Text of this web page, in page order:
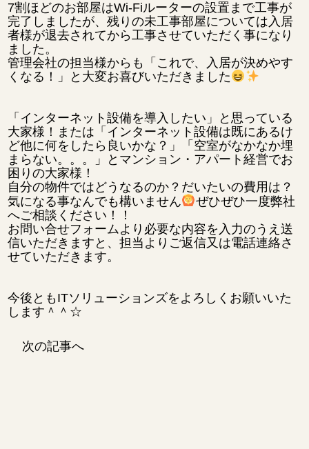
7割ほどのお部屋はWi-Fiルーターの設置まで工事が
完了しましたが、残りの未工事部屋については入居
者様が退去されてから工事させていただく事になり
ました。
管理会社の担当様からも「これで、入居が決めやす
くなる！」と大変お喜びいただきました
「インターネット設備を導入したい」と思っている
大家様！または「インターネット設備は既にあるけ
ど他に何をしたら良いかな？」「空室がなかなか埋
まらない。。。」とマンション・アパート経営でお
困りの大家様！
自分の物件ではどうなるのか？だいたいの費用は？
気になる事なんでも構いません
ぜひぜひ一度弊社
へご相談ください！！
お問い合せフォームより必要な内容を入力のうえ送
信いただきますと、担当よりご返信又は電話連絡さ
せていただきます。
今後ともITソリューションズをよろしくお願いいた
します＾＾☆
次の記事へ